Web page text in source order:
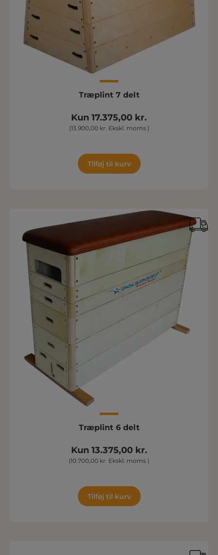
Træplint 7 delt
Kun 17.375,00 kr.
(13.900,00 kr. Ekskl. moms )
Tilføj til kurv
Træplint 6 delt
Kun 13.375,00 kr.
(10.700,00 kr. Ekskl. moms )
Tilføj til kurv